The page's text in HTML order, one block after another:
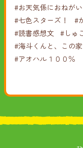
#お天気係におねがい
#七色スターズ！
#
#読書感想文
#しゅ
#海斗くんと、この家
#アオハル１００％